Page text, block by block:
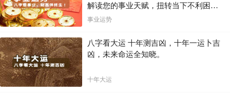
解读您的事业天赋，扭转当下不利困
局！！
事业运势
八字看大运 十年测吉凶，十年一运卜吉
凶，未来命运全知晓。
十年大运